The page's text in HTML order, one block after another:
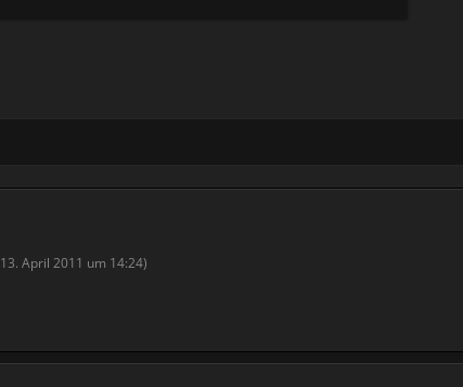
13. April 2011 um 14:24)